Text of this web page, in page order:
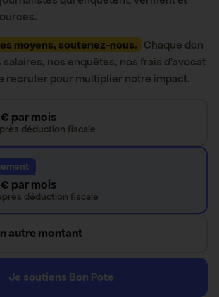
moyens, soutenez-nous. Chaque don
nos enquêtes, nos frais d’avocat
recruter pour multiplier notre impact.
par mois
déduction fiscale
par mois
déduction fiscale
autre montant
Je soutiens Bon Pote